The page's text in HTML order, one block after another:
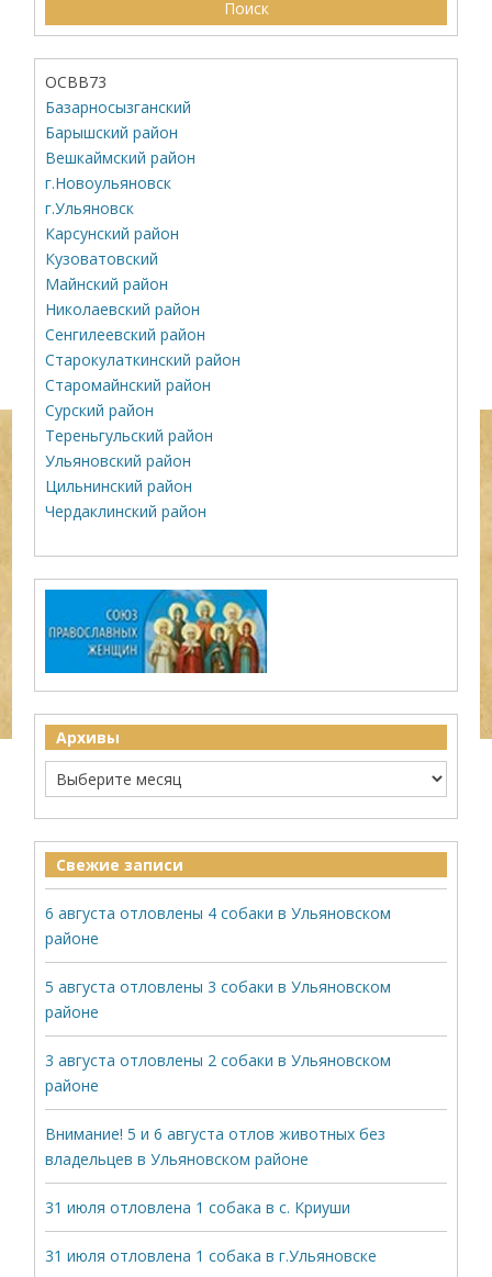
ОСВВ73
Базарносызганский
Барышский район
Вешкаймский район
г.Новоульяновск
г.Ульяновск
Карсунский район
Кузоватовский
Майнский район
Николаевский район
Сенгилеевский район
Старокулаткинский район
Старомайнский район
Сурский район
Тереньгульский район
Ульяновский район
Цильнинский район
Чердаклинский район
Архивы
Свежие записи
6 августа отловлены 4 собаки в Ульяновском
районе
5 августа отловлены 3 собаки в Ульяновском
районе
3 августа отловлены 2 собаки в Ульяновском
районе
Внимание! 5 и 6 августа отлов животных без
владельцев в Ульяновском районе
31 июля отловлена 1 собака в с. Криуши
31 июля отловлена 1 собака в г.Ульяновске